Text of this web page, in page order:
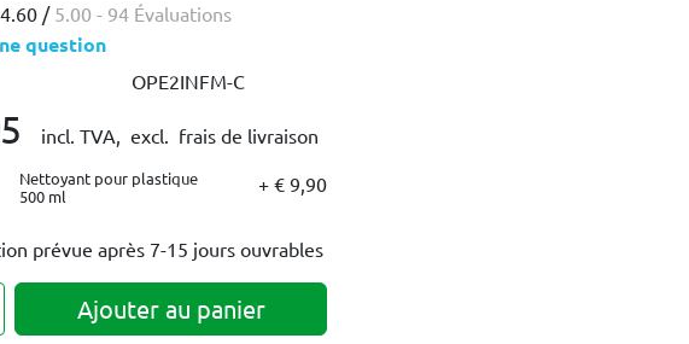
4.60 / 5.00 - 94 Évaluations
question
OPE2INFM-C
incl. TVA, excl. frais de livraison
Nettoyant pour plastique
500 ml
+ € 9,90
prévue après 7-15 jours ouvrables
Ajouter au panier